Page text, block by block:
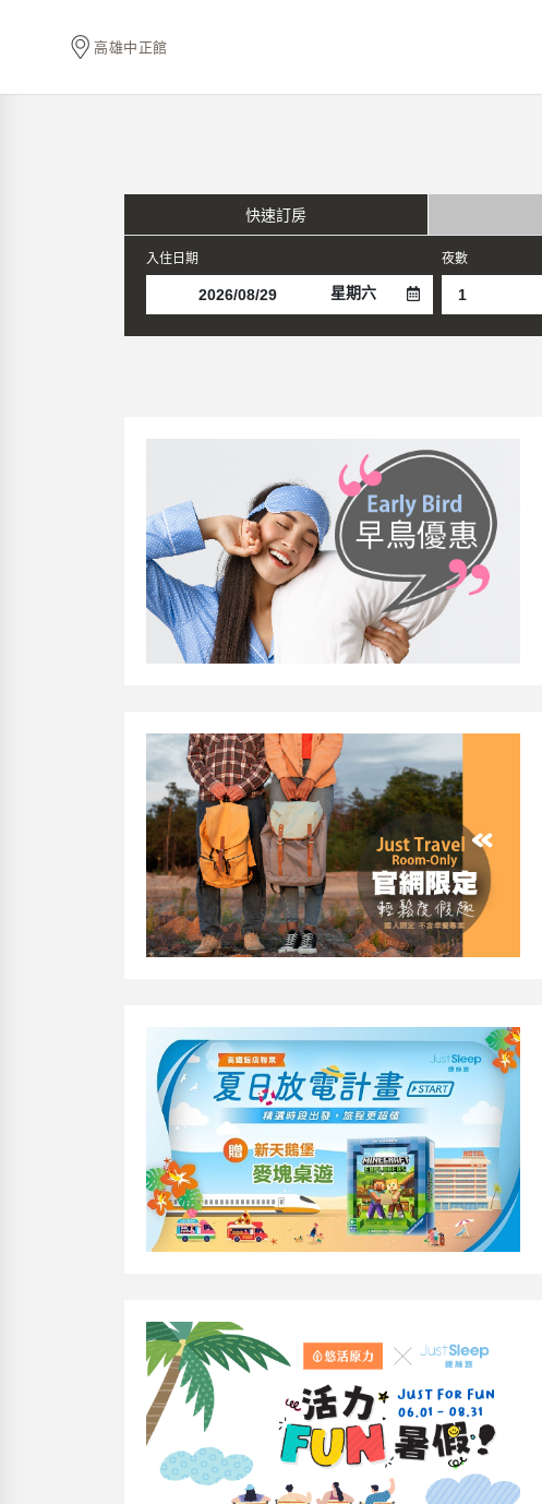
高雄中正館
快速訂房
入住日期
星期六
夜數